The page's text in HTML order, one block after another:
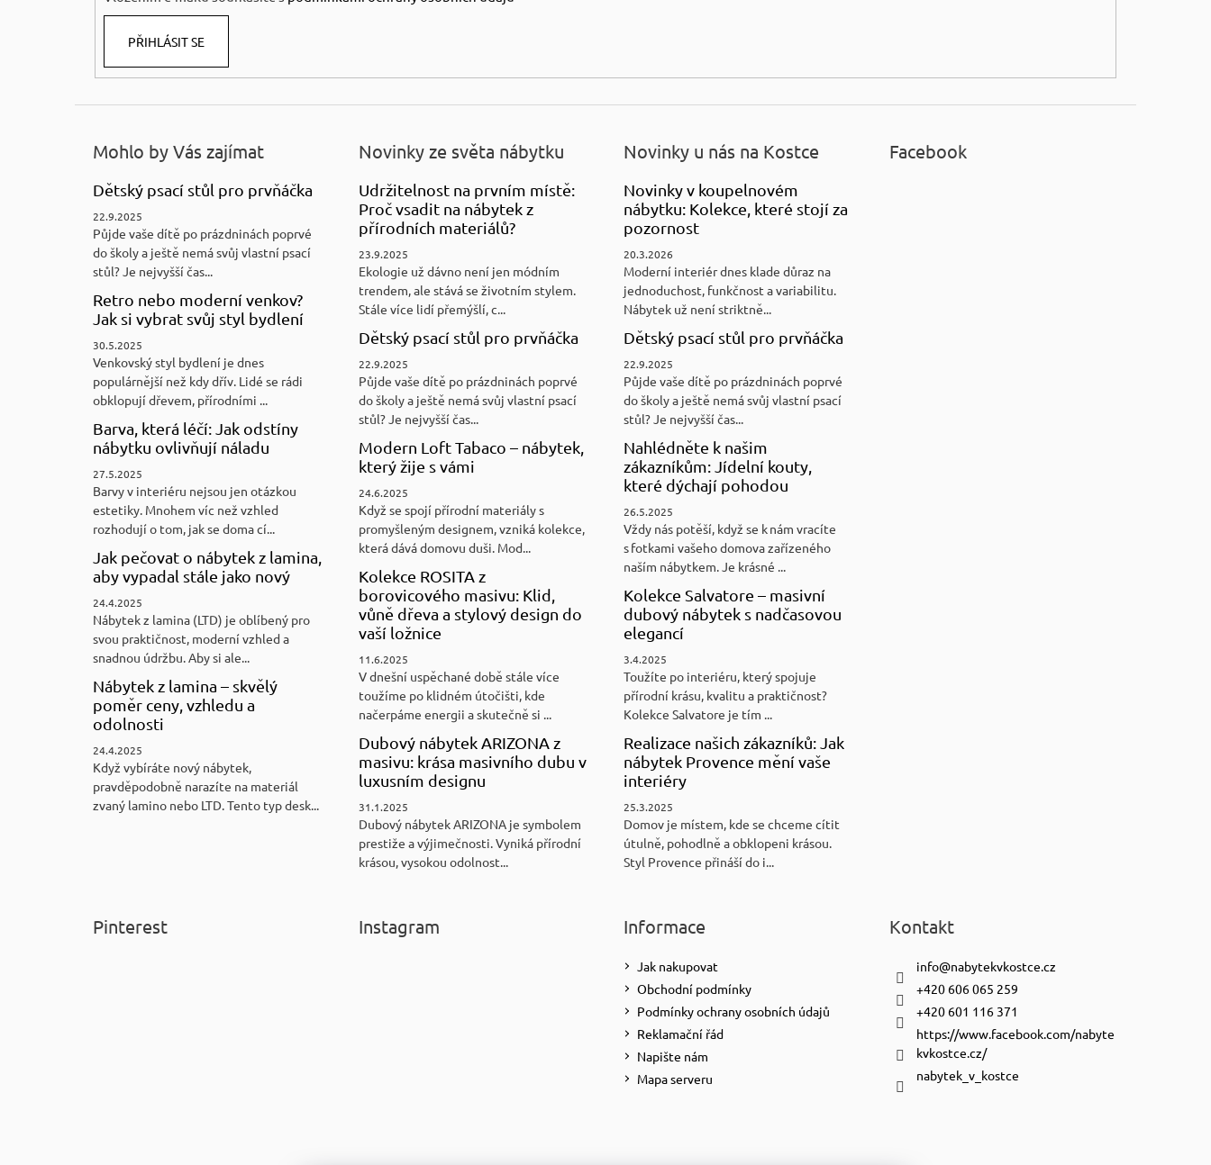
PŘIHLÁSIT SE
Mohlo by Vás zajímat
Dětský psací stůl pro prvňáčka
22.9.2025
Půjde vaše dítě po prázdninách poprvé
do školy a ještě nemá svůj vlastní psací
stůl? Je nejvyšší čas...
Retro nebo moderní venkov?
Jak si vybrat svůj styl bydlení
30.5.2025
Venkovský styl bydlení je dnes
populárnější než kdy dřív. Lidé se rádi
obklopují dřevem, přírodními ...
Barva, která léčí: Jak odstíny
nábytku ovlivňují náladu
27.5.2025
Barvy v interiéru nejsou jen otázkou
estetiky. Mnohem víc než vzhled
rozhodují o tom, jak se doma cí...
Jak pečovat o nábytek z lamina,
aby vypadal stále jako nový
24.4.2025
Nábytek z lamina (LTD) je oblíbený pro
svou praktičnost, moderní vzhled a
snadnou údržbu. Aby si ale...
Nábytek z lamina – skvělý
poměr ceny, vzhledu a
odolnosti
24.4.2025
Když vybíráte nový nábytek,
pravděpodobně narazíte na materiál
zvaný lamino nebo LTD. Tento typ desk...
Novinky ze světa nábytku
Udržitelnost na prvním místě:
Proč vsadit na nábytek z
přírodních materiálů?
23.9.2025
Ekologie už dávno není jen módním
trendem, ale stává se životním stylem.
Stále více lidí přemýšlí, c...
Dětský psací stůl pro prvňáčka
22.9.2025
Půjde vaše dítě po prázdninách poprvé
do školy a ještě nemá svůj vlastní psací
stůl? Je nejvyšší čas...
Modern Loft Tabaco – nábytek,
který žije s vámi
24.6.2025
Když se spojí přírodní materiály s
promyšleným designem, vzniká kolekce,
která dává domovu duši. Mod...
Kolekce ROSITA z
borovicového masivu: Klid,
vůně dřeva a stylový design do
vaší ložnice
11.6.2025
V dnešní uspěchané době stále více
toužíme po klidném útočišti, kde
načerpáme energii a skutečně si ...
Dubový nábytek ARIZONA z
masivu: krása masivního dubu v
luxusním designu
31.1.2025
Dubový nábytek ARIZONA je symbolem
prestiže a výjimečnosti. Vyniká přírodní
krásou, vysokou odolnost...
Novinky u nás na Kostce
Novinky v koupelnovém
nábytku: Kolekce, které stojí za
pozornost
20.3.2026
Moderní interiér dnes klade důraz na
jednoduchost, funkčnost a variabilitu.
Nábytek už není striktně...
Dětský psací stůl pro prvňáčka
22.9.2025
Půjde vaše dítě po prázdninách poprvé
do školy a ještě nemá svůj vlastní psací
stůl? Je nejvyšší čas...
Nahlédněte k našim
zákazníkům: Jídelní kouty,
které dýchají pohodou
26.5.2025
Vždy nás potěší, když se k nám vracíte
s fotkami vašeho domova zařízeného
naším nábytkem. Je krásné ...
Kolekce Salvatore – masivní
dubový nábytek s nadčasovou
elegancí
3.4.2025
Toužíte po interiéru, který spojuje
přírodní krásu, kvalitu a praktičnost?
Kolekce Salvatore je tím ...
Realizace našich zákazníků: Jak
nábytek Provence mění vaše
interiéry
25.3.2025
Domov je místem, kde se chceme cítit
útulně, pohodlně a obklopeni krásou.
Styl Provence přináší do i...
Facebook
Pinterest Instagram Informace
Jak nakupovat
Obchodní podmínky
Podmínky ochrany osobních údajů
Reklamační řád
Napište nám
Mapa serveru
Kontakt
info@nabytekvkostce.cz
+420 606 065 259
+420 601 116 371
https://www.facebook.com/nabyte
kvkostce.cz/
nabytek_v_kostce